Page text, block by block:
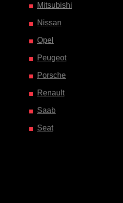
Mitsubishi
Nissan
Opel
Peugeot
Porsche
Renault
Saab
Seat